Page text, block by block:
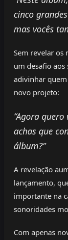
cinco
mas vocês
Sem revelar os
um desafio aos
adivinhar
novo projeto:
“Agora
achas que
álbum?”
A revelação
lançamento,
importante na
sonoridades
Com apenas